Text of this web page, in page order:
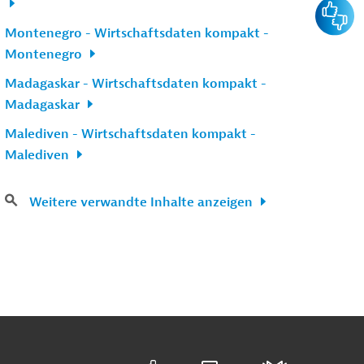
Montenegro - Wirtschaftsdaten kompakt -
Montenegro
Madagaskar - Wirtschaftsdaten kompakt -
Madagaskar
Malediven - Wirtschaftsdaten kompakt -
Malediven
Weitere verwandte Inhalte anzeigen